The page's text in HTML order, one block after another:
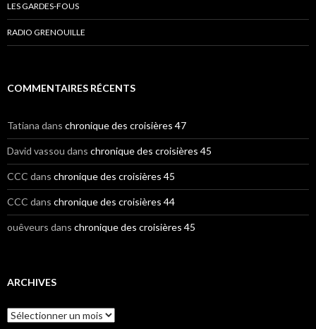
LES GARDES-FOUS
RADIO GRENOUILLE
COMMENTAIRES RÉCENTS
Tatiana dans chronique des croisières 47
David vassou dans chronique des croisières 45
CCC dans chronique des croisières 45
CCC dans chronique des croisières 44
ouêveurs dans chronique des croisières 45
ARCHIVES
A